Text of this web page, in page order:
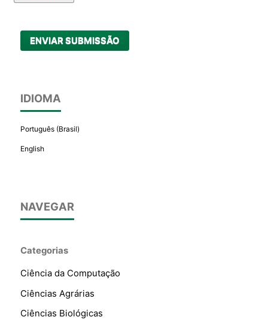
ENVIAR SUBMISSÃO
IDIOMA
Português (Brasil)
English
NAVEGAR
Categorias
Ciência da Computação
Ciências Agrárias
Ciências Biológicas